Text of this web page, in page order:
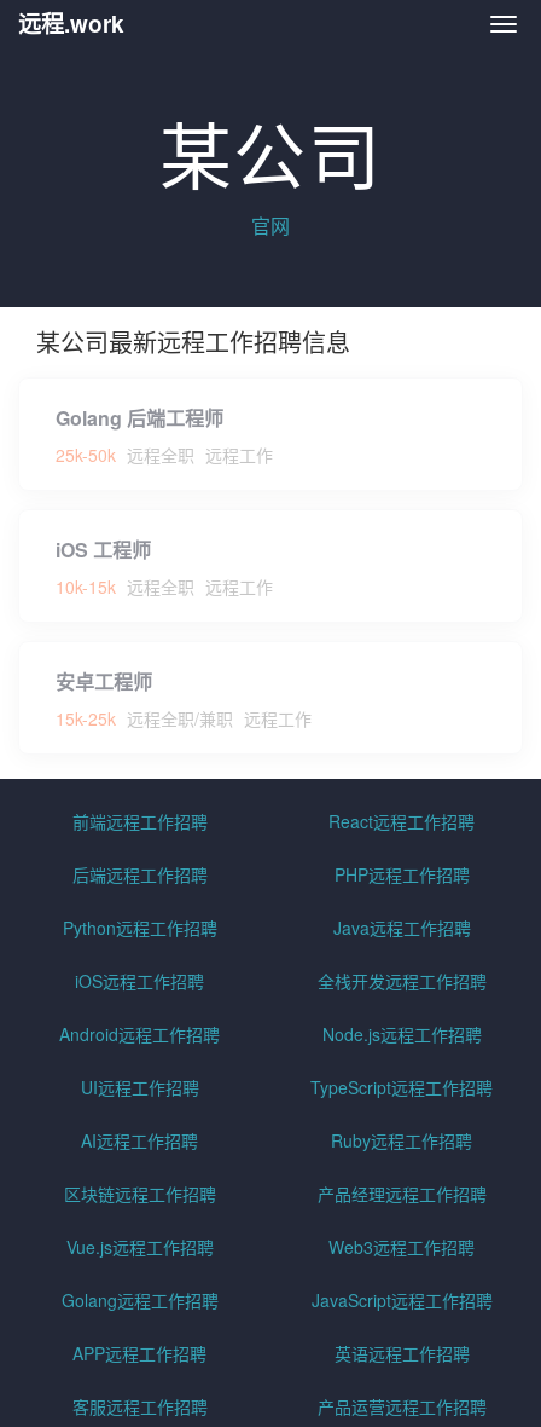
远
远程.work
某公司
官网
某公司最新远程工作招聘信息
Golang 后端工程师
25k-50k 远程全职 远程工作
iOS 工程师
10k-15k 远程全职 远程工作
安卓工程师
15k-25k 远程全职/兼职 远程工作
前端远程工作招聘 React远程工作招聘
后端远程工作招聘 PHP远程工作招聘
Python远程工作招聘 Java远程工作招聘
iOS远程工作招聘 全栈开发远程工作招聘
Android远程工作招聘 Node.js远程工作招聘
UI远程工作招聘 TypeScript远程工作招聘
AI远程工作招聘 Ruby远程工作招聘
区块链远程工作招聘 产品经理远程工作招聘
Vue.js远程工作招聘 Web3远程工作招聘
Golang远程工作招聘 JavaScript远程工作招聘
APP远程工作招聘 英语远程工作招聘
客服远程工作招聘 产品运营远程工作招聘